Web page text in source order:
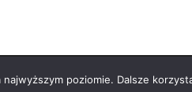
Zespół Szkół Specjalnych
poziomie. Dalsze